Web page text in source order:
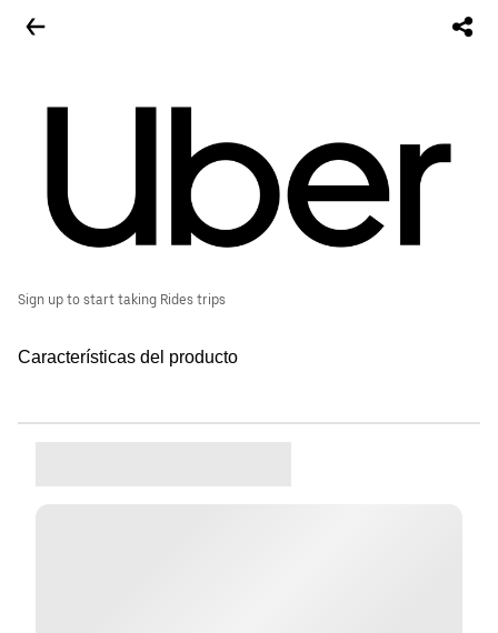
Sign up to start taking Rides trips
Características del producto